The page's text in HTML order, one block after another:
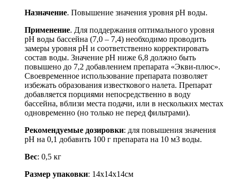
Назначение. Повышение значения уровня рН воды.
Применение. Для поддержания оптимального уровня
рН воды бассейна (7,0 – 7,4) необходимо проводить
замеры уровня рН и соответственно корректировать
состав воды. Значение рН ниже 6,8 должно быть
повышено до 7,2 добавлением препарата «Экви-плюс».
Своевременное использование препарата позволяет
избежать образования известкового налета. Препарат
добавляется порциями непосредственно в воду
бассейна, вблизи места подачи, или в нескольких местах
одновременно (но только не перед фильтрами).
Рекомендуемые дозировки: для повышения значения
рН на 0,1 добавить 100 г препарата на 10 м3 воды.
Вес: 0,5 кг
Размер упаковки: 14х14х14см